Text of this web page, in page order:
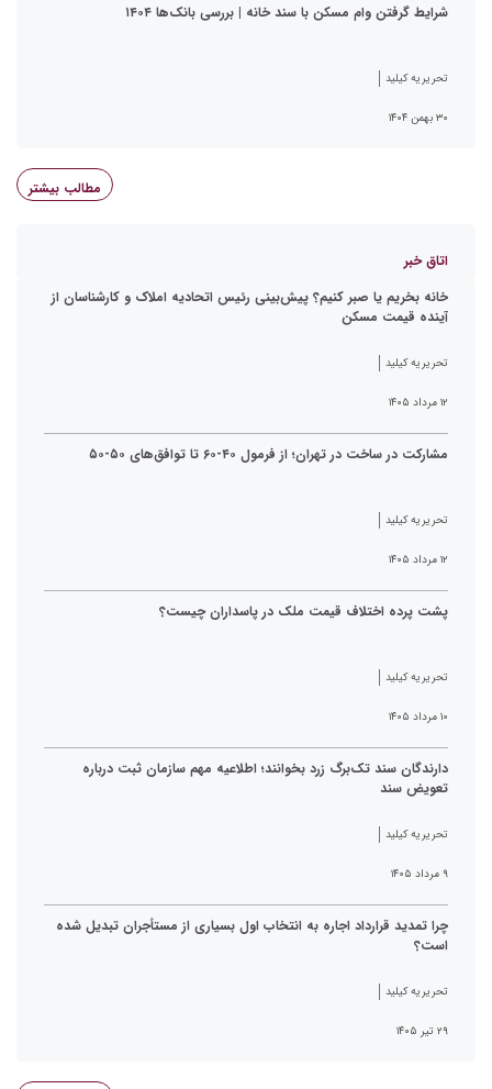
شرایط گرفتن وام مسکن با سند خانه | بررسی بانک‌ها ۱۴۰۴
تحریریه کیلید
۳۰ بهمن ۱۴۰۴
مطالب بیشتر
اتاق خبر
خانه بخریم یا صبر کنیم؟ پیش‌بینی رئیس اتحادیه املاک و کارشناسان از
آینده قیمت مسکن
تحریریه کیلید
۱۲ مرداد ۱۴۰۵
مشارکت در ساخت در تهران؛ از فرمول ۴۰-۶۰ تا توافق‌های ۵۰-۵۰
تحریریه کیلید
۱۲ مرداد ۱۴۰۵
پشت پرده اختلاف قیمت ملک در پاسداران چیست؟
تحریریه کیلید
۱۰ مرداد ۱۴۰۵
دارندگان سند تک‌برگ زرد بخوانند؛ اطلاعیه مهم سازمان ثبت درباره
تعویض سند
تحریریه کیلید
۹ مرداد ۱۴۰۵
چرا تمدید قرارداد اجاره به انتخاب اول بسیاری از مستأجران تبدیل شده
است؟
تحریریه کیلید
۲۹ تیر ۱۴۰۵